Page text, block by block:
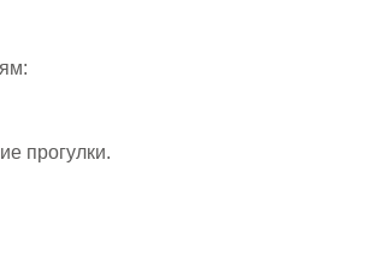
прогулки.